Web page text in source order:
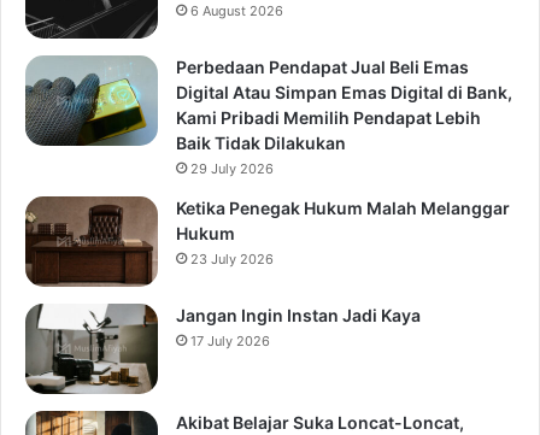
6 August 2026
Perbedaan Pendapat Jual Beli Emas
Digital Atau Simpan Emas Digital di Bank,
Kami Pribadi Memilih Pendapat Lebih
Baik Tidak Dilakukan
29 July 2026
Ketika Penegak Hukum Malah Melanggar
Hukum
23 July 2026
Jangan Ingin Instan Jadi Kaya
17 July 2026
Akibat Belajar Suka Loncat-Loncat,